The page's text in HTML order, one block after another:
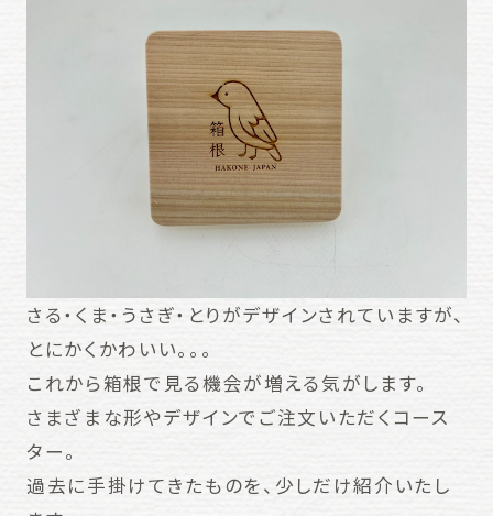
さる・くま・うさぎ・とりがデザインされていますが、
とにかくかわいい。。。
これから箱根で見る機会が増える気がします。
さまざまな形やデザインでご注文いただくコース
ター。
過去に手掛けてきたものを、少しだけ紹介いたし